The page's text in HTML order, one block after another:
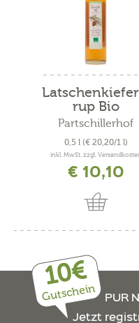
rup Bio
Partschillerhof
0,5 l (€ 20,20/1 l)
inkl. MwSt. zzgl.
€ 10,10
10€
Gutschein
PUR
Jetzt